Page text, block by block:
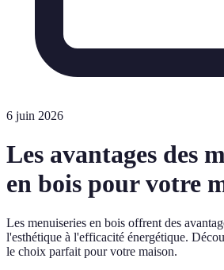
6 juin 2026
Les avantages des
en bois pour votre
Les menuiseries en bois offrent des
l'esthétique à l'efficacité énergétique.
le choix parfait pour votre maison.